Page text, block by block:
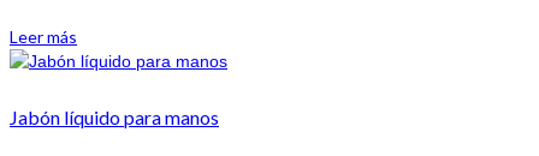
Leer más
Jabón líquido para manos